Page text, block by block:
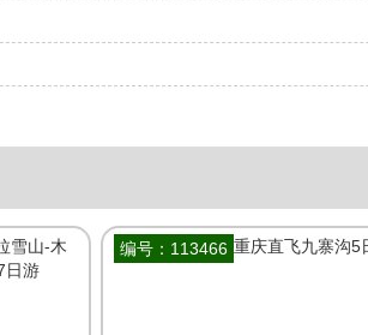
编号：113466